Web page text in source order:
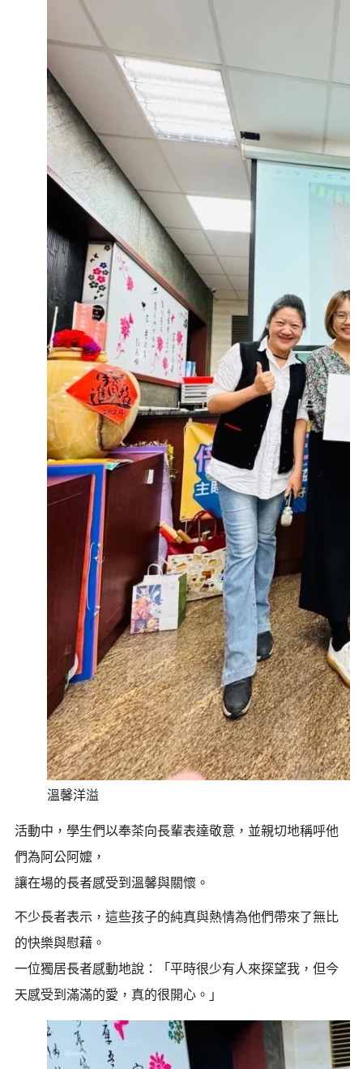
溫馨洋溢
活動中，學生們以奉茶向長輩表達敬意，並親切地稱呼他
們為阿公阿嬤，
讓在場的長者感受到溫馨與關懷。
不少長者表示，這些孩子的純真與熱情為他們帶來了無比
的快樂與慰藉。
一位獨居長者感動地說：「平時很少有人來探望我，但今
天感受到滿滿的愛，真的很開心。」